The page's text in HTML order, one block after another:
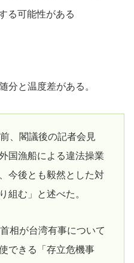
る可能性がある
分と温度差がある。
、閣議後の記者会見
国漁船による違法操業
今後とも毅然とした対
組む」と述べた。
相が台湾有事について
できる「存立危機事